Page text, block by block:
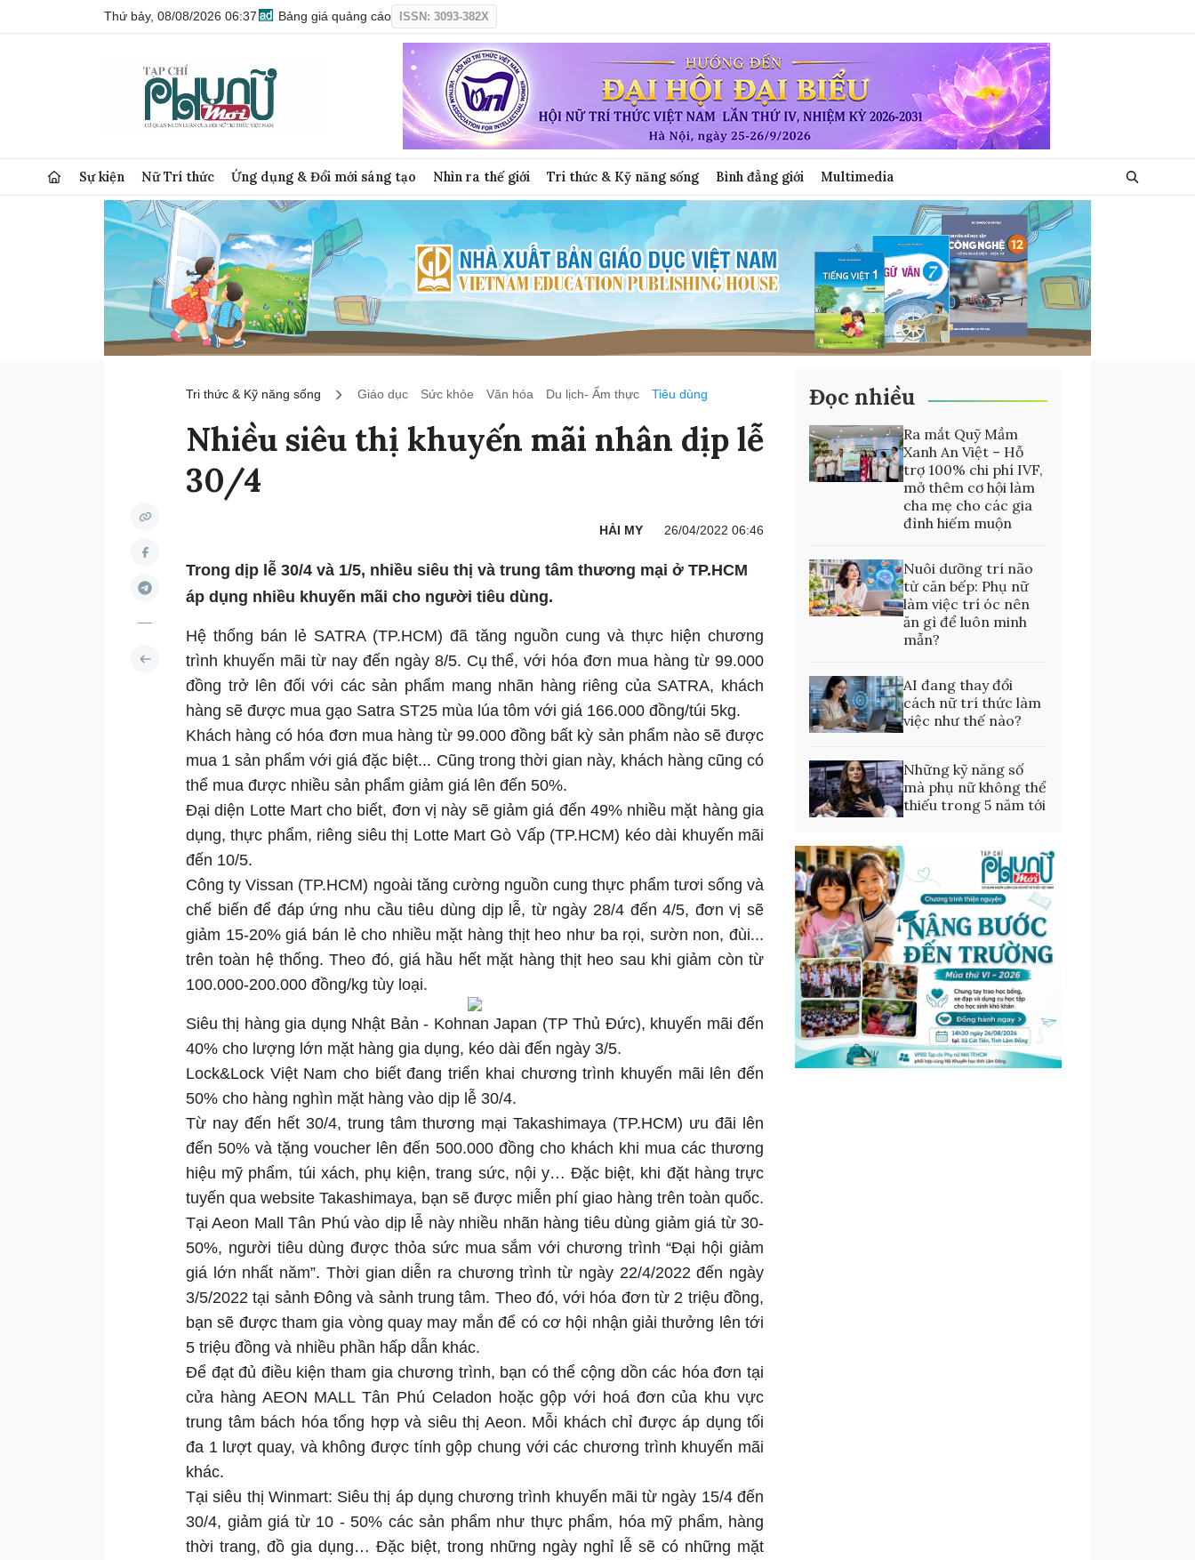
Thứ bảy, 08/08/2026 06:37 Bảng giá quảng cáo ISSN: 3093-382X
Sự kiện Nữ Trí thức Ứng dụng & Đổi mới sáng tạo Nhìn ra thế giới Tri thức & Kỹ năng sống Bình đẳng giới Multimedia
Tri thức & Kỹ năng sống Giáo dục Sức khỏe Văn hóa Du lịch- Ẩm thực Tiêu dùng
Nhiều siêu thị khuyến mãi nhân dịp lễ
30/4
HẢI MY 26/04/2022 06:46
Trong dịp lễ 30/4 và 1/5, nhiều siêu thị và trung tâm thương mại ở TP.HCM
áp dụng nhiều khuyến mãi cho người tiêu dùng.
Hệ thống bán lẻ SATRA (TP.HCM) đã tăng nguồn cung và thực hiện chương
trình khuyến mãi từ nay đến ngày 8/5. Cụ thể, với hóa đơn mua hàng từ 99.000
đồng trở lên đối với các sản phẩm mang nhãn hàng riêng của SATRA, khách
hàng sẽ được mua gạo Satra ST25 mùa lúa tôm với giá 166.000 đồng/túi 5kg.
Khách hàng có hóa đơn mua hàng từ 99.000 đồng bất kỳ sản phẩm nào sẽ được
mua 1 sản phẩm với giá đặc biệt... Cũng trong thời gian này, khách hàng cũng có
thể mua được nhiều sản phẩm giảm giá lên đến 50%.
Đại diện Lotte Mart cho biết, đơn vị này sẽ giảm giá đến 49% nhiều mặt hàng gia
dụng, thực phẩm, riêng siêu thị Lotte Mart Gò Vấp (TP.HCM) kéo dài khuyến mãi
đến 10/5.
Công ty Vissan (TP.HCM) ngoài tăng cường nguồn cung thực phẩm tươi sống và
chế biến để đáp ứng nhu cầu tiêu dùng dịp lễ, từ ngày 28/4 đến 4/5, đơn vị sẽ
giảm 15-20% giá bán lẻ cho nhiều mặt hàng thịt heo như ba rọi, sườn non, đùi...
trên toàn hệ thống. Theo đó, giá hầu hết mặt hàng thịt heo sau khi giảm còn từ
100.000-200.000 đồng/kg tùy loại.
Siêu thị hàng gia dụng Nhật Bản - Kohnan Japan (TP Thủ Đức), khuyến mãi đến
40% cho lượng lớn mặt hàng gia dụng, kéo dài đến ngày 3/5.
Lock&Lock Việt Nam cho biết đang triển khai chương trình khuyến mãi lên đến
50% cho hàng nghìn mặt hàng vào dịp lễ 30/4.
Từ nay đến hết 30/4, trung tâm thương mại Takashimaya (TP.HCM) ưu đãi lên
đến 50% và tặng voucher lên đến 500.000 đồng cho khách khi mua các thương
hiệu mỹ phẩm, túi xách, phụ kiện, trang sức, nội y… Đặc biệt, khi đặt hàng trực
tuyến qua website Takashimaya, bạn sẽ được miễn phí giao hàng trên toàn quốc.
Tại Aeon Mall Tân Phú vào dịp lễ này nhiều nhãn hàng tiêu dùng giảm giá từ 30-
50%, người tiêu dùng được thỏa sức mua sắm với chương trình “Đại hội giảm
giá lớn nhất năm”. Thời gian diễn ra chương trình từ ngày 22/4/2022 đến ngày
3/5/2022 tại sảnh Đông và sảnh trung tâm. Theo đó, với hóa đơn từ 2 triệu đồng,
bạn sẽ được tham gia vòng quay may mắn để có cơ hội nhận giải thưởng lên tới
5 triệu đồng và nhiều phần hấp dẫn khác.
Để đạt đủ điều kiện tham gia chương trình, bạn có thể cộng dồn các hóa đơn tại
cửa hàng AEON MALL Tân Phú Celadon hoặc gộp với hoá đơn của khu vực
trung tâm bách hóa tổng hợp và siêu thị Aeon. Mỗi khách chỉ được áp dụng tối
đa 1 lượt quay, và không được tính gộp chung với các chương trình khuyến mãi
khác.
Tại siêu thị Winmart: Siêu thị áp dụng chương trình khuyến mãi từ ngày 15/4 đến
30/4, giảm giá từ 10 - 50% các sản phẩm như thực phẩm, hóa mỹ phẩm, hàng
thời trang, đồ gia dụng… Đặc biệt, trong những ngày nghỉ lễ sẽ có những mặt
Đọc nhiều
Ra mắt Quỹ Mầm
Xanh An Việt – Hỗ
trợ 100% chi phí IVF,
mở thêm cơ hội làm
cha mẹ cho các gia
đình hiếm muộn
Nuôi dưỡng trí não
từ căn bếp: Phụ nữ
làm việc trí óc nên
ăn gì để luôn minh
mẫn?
AI đang thay đổi
cách nữ trí thức làm
việc như thế nào?
Những kỹ năng số
mà phụ nữ không thể
thiếu trong 5 năm tới